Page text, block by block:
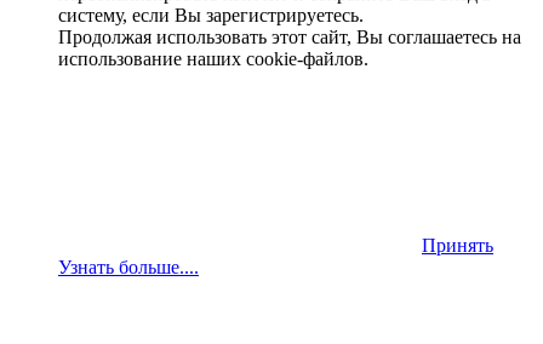
систему, если Вы зарегистрируетесь.
Продолжая использовать этот сайт, Вы соглашаетесь на
использование наших cookie-файлов.
Принять
Узнать больше....